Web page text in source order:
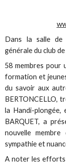
Dans la salle de
générale du club
58 membres pour
formation et
du savoir aux
BERTONCELLO,
la Handi-plongée,
BARQUET, a
nouvelle
sympathie et
A noter les efforts